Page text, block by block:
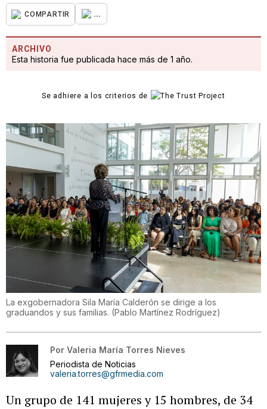
COMPARTIR ...
ARCHIVO
Esta historia fue publicada hace más de 1 año.
Se adhiere a los criterios de
La exgobernadora Sila María Calderón se dirige a los
graduandos y sus familias. (Pablo Martínez Rodríguez)
Por Valeria María Torres Nieves
Periodista de Noticias
valeria.torres@gfrmedia.com
Un grupo de 141 mujeres y 15 hombres, de 34